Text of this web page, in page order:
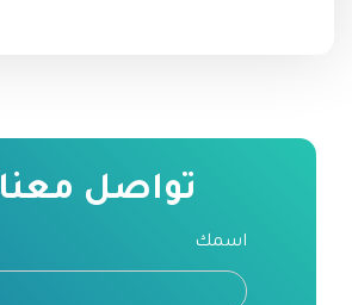
تواصل معنا
اسمك